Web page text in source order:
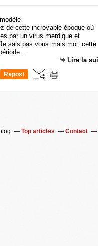
de cette incroyable époque où
par un virus merdique et
sais pas vous mais moi, cette
Lire la
Repost
Top articles Contact